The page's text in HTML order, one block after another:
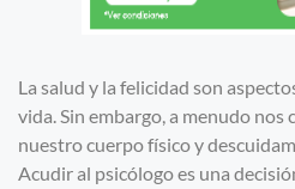
La salud y la felicidad son
vida. Sin embargo, a menudo nos
nuestro cuerpo físico y
Acudir al psicólogo es una